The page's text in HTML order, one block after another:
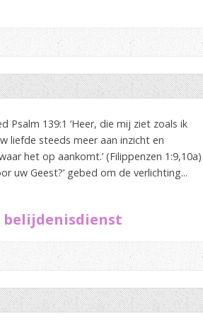
Psalm 139:1 ‘Heer, die mij ziet zoals ik
liefde steeds meer aan inzicht en
het op aankomt.’ (Filippenzen 1:9,10a)
uw Geest?’ gebed om de verlichting...
belijdenisdienst